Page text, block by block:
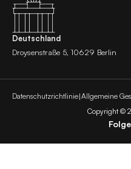
Deutschland
Droysenstraße 5, 10629 Berlin
Datenschutzrichtlinie|Allgemeine
Copyright ©